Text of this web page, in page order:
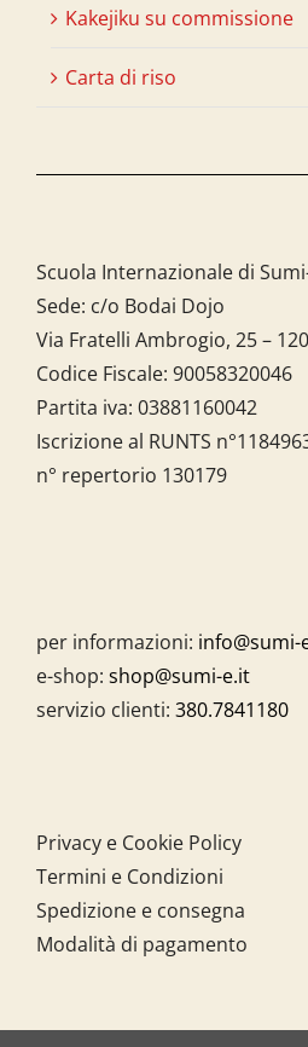
Kakejiku su commissione
Carta di riso
Scuola Internazionale di
Sede: c/o Bodai Dojo
Via Fratelli Ambrogio, 25 –
Codice Fiscale: 90058320046
Partita iva: 03881160042
Iscrizione al RUNTS
n° repertorio 130179
per informazioni: info@sumi-
e-shop: shop@sumi-e.it
servizio clienti: 380.7841180
Privacy e Cookie Policy
Termini e Condizioni
Spedizione e consegna
Modalità di pagamento